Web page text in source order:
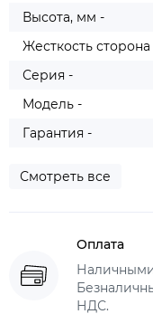
Высота, мм -
Жесткость сторона
Серия -
Модель -
Гарантия -
Смотреть все
Оплата
НДС.